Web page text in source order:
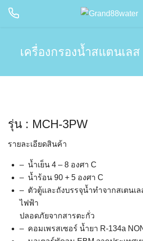
Skip
เครื่องกรองน้ำสแตนเลส
รุ่น : MCH-3PW
รายละเอียดสินค้า
– น้ำเย็น 4 – 8 องศา C
– น้ำร้อน 90 + 5 องศา C
– ตัวตู้และถังบรรจุน้ำทำจากสเตนเล
ไฟฟ้า
ปลอดภัยจากสารตะกั่ว
– คอมเพรสเซอร์ น้ำยา R-134a